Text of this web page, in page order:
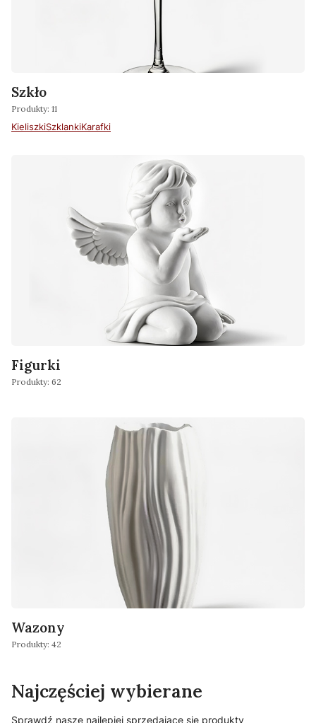
Szkło
Produkty: 11
KieliszkiSzklankiKarafki
Figurki
Produkty: 62
Wazony
Produkty: 42
Najczęściej wybierane
Sprawdź nasze najlepiej sprzedające się produkty